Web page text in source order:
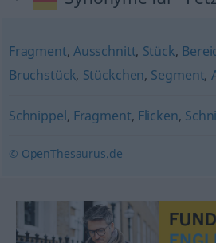
Fragment, Ausschnitt, Stück,
Bruchstück, Stückchen, Segment,
Schnippel, Fragment, Flicken,
© OpenThesaurus.de